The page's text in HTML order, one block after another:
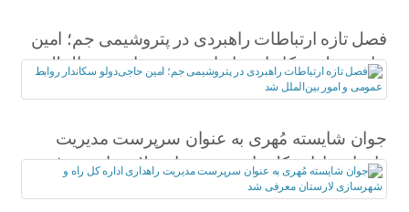
فصل تازه ارتباطات راهبردی در پتروشیمی جم؛ امین
حاجی‌دولو سکاندار روابط عمومی و امور بین‌الملل
شد
جوان شایسته مُهری به عنوان سرپرست مدیریت
راهداری اداره کل راه و شهرسازی لارستان معرفی
شد